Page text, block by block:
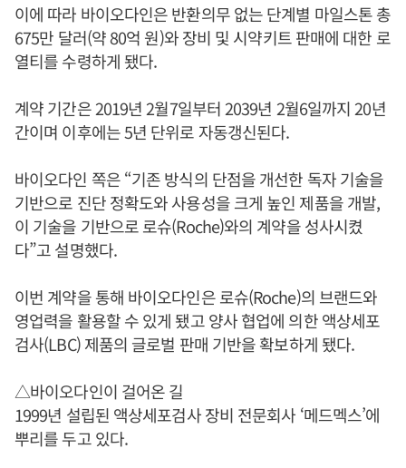
이에 따라 바이오다인은 반환의무 없는 단계별 마일스톤 총
675만 달러(약 80억 원)와 장비 및 시약키트 판매에 대한 로
열티를 수령하게 됐다.
계약 기간은 2019년 2월7일부터 2039년 2월6일까지 20년
간이며 이후에는 5년 단위로 자동갱신된다.
바이오다인 쪽은 “기존 방식의 단점을 개선한 독자 기술을
기반으로 진단 정확도와 사용성을 크게 높인 제품을 개발,
이 기술을 기반으로 로슈(Roche)와의 계약을 성사시켰
다”고 설명했다.
이번 계약을 통해 바이오다인은 로슈(Roche)의 브랜드와
영업력을 활용할 수 있게 됐고 양사 협업에 의한 액상세포
검사(LBC) 제품의 글로벌 판매 기반을 확보하게 됐다.
△바이오다인이 걸어온 길
1999년 설립된 액상세포검사 장비 전문회사 ‘메드멕스’에
뿌리를 두고 있다.